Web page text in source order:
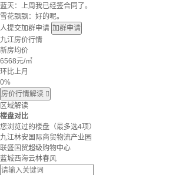
蓝天：上周我已经签合同了。
雪花飘飘：好的呢。
人提交加群申请 加群申请
九江房价行情
新房均价
6568元/㎡
环比上月
0%
房价行情解读 
区域解读
楼盘对比
您浏览过的楼盘 （最多选4项）
九江林安国际商贸物流产业园
联盛国贸超级购物中心
蓝城西海云林春风